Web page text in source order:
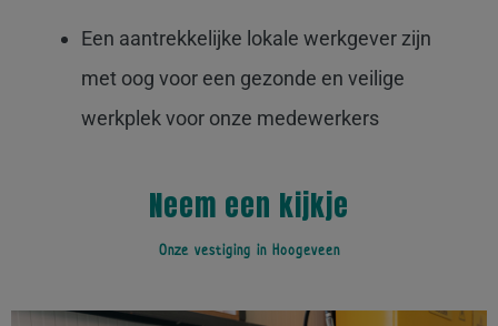
Een aantrekkelijke lokale werkgever zijn
met oog voor een gezonde en veilige
werkplek voor onze medewerkers
Neem een kijkje
Onze vestiging in Hoogeveen